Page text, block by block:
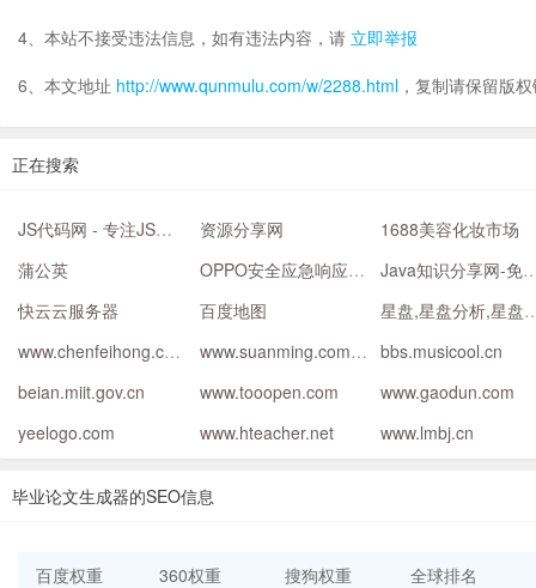
4、本站不接受违法信息，如有违法内容，请 立即举报
6、本文地址 http://www.qunmulu.com/w/2288.html ，复制请保留版
正在搜索
JS代码网 - 专注JS代码和CSS样式 资源分享网
1688美容化妆市场
蒲公英
OPPO安全应急响应中心 | OSRC
Java知识分享网-
快云云服务器
百度地图
星盘,星盘分析,星盘查询,在
www.chenfeihong.com
www.suanming.com.cn
bbs.musicool.cn
beian.miit.gov.cn
www.tooopen.com
www.gaodun.com
yeelogo.com
www.hteacher.net www.lmbj.cn
毕业论文生成器的SEO信息
百度权重 360权重 搜狗权重
全球排名